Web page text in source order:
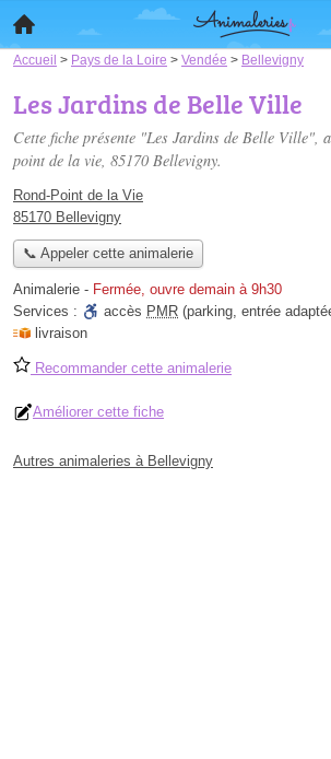
Accueil > Pays de la Loire > Vendée > Bellevigny
Les Jardins de Belle Ville
Cette fiche présente "Les Jardins de Belle Ville",
point de la vie, 85170 Bellevigny.
Rond-Point de la Vie
85170 Bellevigny
📞 Appeler cette animalerie
Animalerie - Fermée, ouvre demain à 9h30
Services :
accès PMR (parking, entrée
livraison
Recommander cette animalerie
Améliorer cette fiche
Autres animaleries à Bellevigny